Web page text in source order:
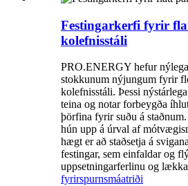
Festingarkerfi fyrir
kolefnisstáli
PRO.ENERGY hefur
stokkunum nýjungum fyrir
kolefnisstáli. Þessi
teina og notar forbeygða
þörfina fyrir suðu á
hún upp á úrval af
hægt er að staðsetja á
festingar, sem einfaldar og
uppsetningarferlinu og
fyrirspurnsmáatriði